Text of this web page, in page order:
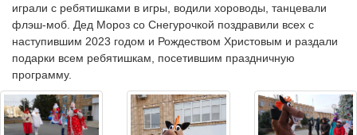
играли с ребятишками в игры, водили хороводы, танцевали
флэш-моб. Дед Мороз со Снегурочкой поздравили всех с
наступившим 2023 годом и Рождеством Христовым и раздали
подарки всем ребятишкам, посетившим праздничную
программу.